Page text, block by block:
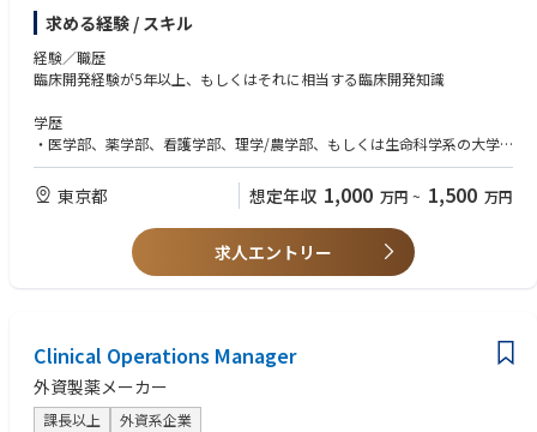
求める経験 / スキル
経験／職歴
臨床開発経験が5年以上、もしくはそれに相当する臨床開発知識
学歴
・医学部、薬学部、看護学部、理学/農学部、もしくは生命科学系の大学
学部卒かそれ以上（修士、博士号保持者はなお可）
・医師、獣医師、薬剤師等、生命科学に関連する学位・免許取得者が望ま
しい
・担当領域における開発経験、もしくはそれに相当する臨床知識及び/又
東京都 想定年収 1,000 万円 ~ 1,500 万円
求人エントリー
Clinical Operations Manager
外資製薬メーカー
課長以上 外資系企業